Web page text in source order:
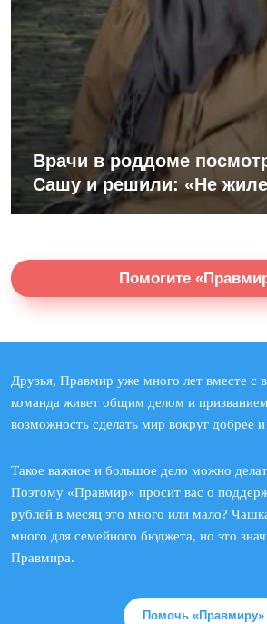
Врачи в роддоме
Сашу и решили: «Не
Помогите
Друзья, Правмир уже много лет вместе с
команда живет общим делом и
возможность сделать мир вокруг добрее
Такое важное и большое дело можно
Поэтому «Правмир» просит вас о
рублей в месяц это много или мало?
много для семейного бюджета, но это
Правмира.
Помочь «Правмиру»